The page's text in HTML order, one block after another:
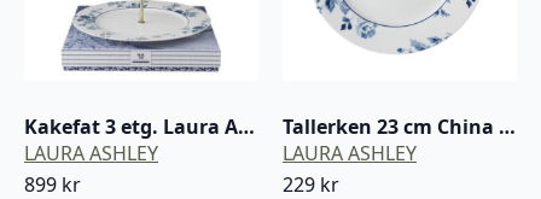
Kakefat 3 etg. Laura Ashley
LAURA ASHLEY
899 kr
Tallerken 23 cm China rose Laura Ashley
LAURA ASHLEY
229 kr